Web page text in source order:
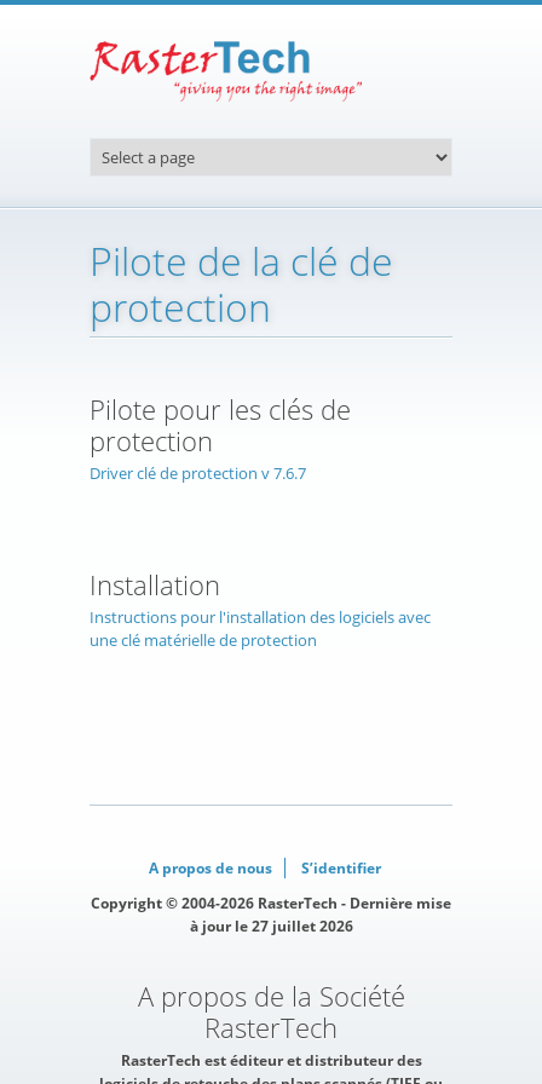
Pilote de la clé de
protection
Pilote pour les clés de
protection
Driver clé de protection v 7.6.7
Installation
Instructions pour l'installation des logiciels avec
une clé matérielle de protection
A propos de nous
S’identifier
Copyright © 2004-2026 RasterTech - Dernière mise
à jour le 27 juillet 2026
A propos de la Société
RasterTech
RasterTech est éditeur et distributeur des